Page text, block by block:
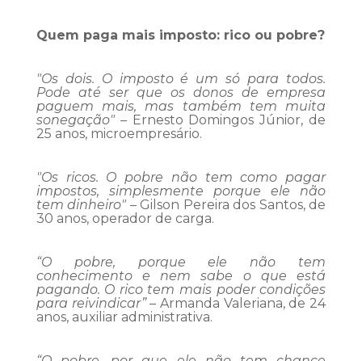
Quem paga mais imposto: rico ou pobre?
"Os dois. O imposto é um só para todos.
Pode até ser que os donos de empresa
paguem mais, mas também tem muita
sonegação"– Ernesto Domingos Júnior, de
25 anos, microempresário.
"Os ricos. O pobre não tem como pagar
impostos, simplesmente porque ele não
tem dinheiro" – Gilson Pereira dos Santos, de
30 anos, operador de carga.
“O pobre, porque ele não tem
conhecimento e nem sabe o que está
pagando. O rico tem mais poder condições
para reivindicar”– Armanda Valeriana, de 24
anos, auxiliar administrativa.